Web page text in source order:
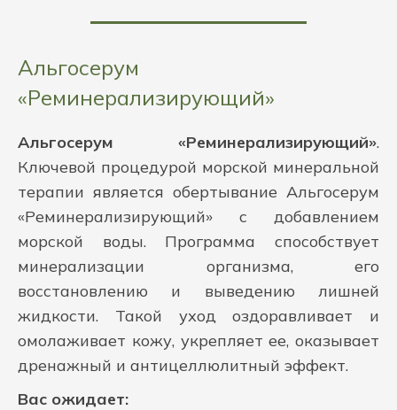
Альгосерум
«Реминерализирующий»
Альгосерум «Реминерализирующий».
Ключевой процедурой морской минеральной
терапии является обертывание Альгосерум
«Реминерализирующий» с добавлением
морской воды. Программа способствует
минерализации организма, его
восстановлению и выведению лишней
жидкости. Такой уход оздоравливает и
омолаживает кожу, укрепляет ее, оказывает
дренажный и антицеллюлитный эффект.
Вас ожидает: